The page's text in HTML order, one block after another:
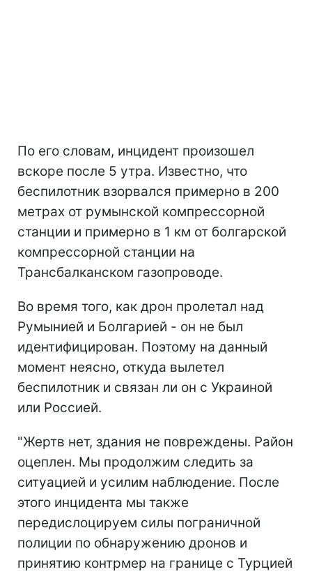
По его словам, инцидент произошел
вскоре после 5 утра. Известно, что
беспилотник взорвался примерно в 200
метрах от румынской компрессорной
станции и примерно в 1 км от болгарской
компрессорной станции на
Трансбалканском газопроводе.
Во время того, как дрон пролетал над
Румынией и Болгарией - он не был
идентифицирован. Поэтому на данный
момент неясно, откуда вылетел
беспилотник и связан ли он с Украиной
или Россией.
"Жертв нет, здания не повреждены. Район
оцеплен. Мы продолжим следить за
ситуацией и усилим наблюдение. После
этого инцидента мы также
передислоцируем силы пограничной
полиции по обнаружению дронов и
принятию контрмер на границе с Турцией